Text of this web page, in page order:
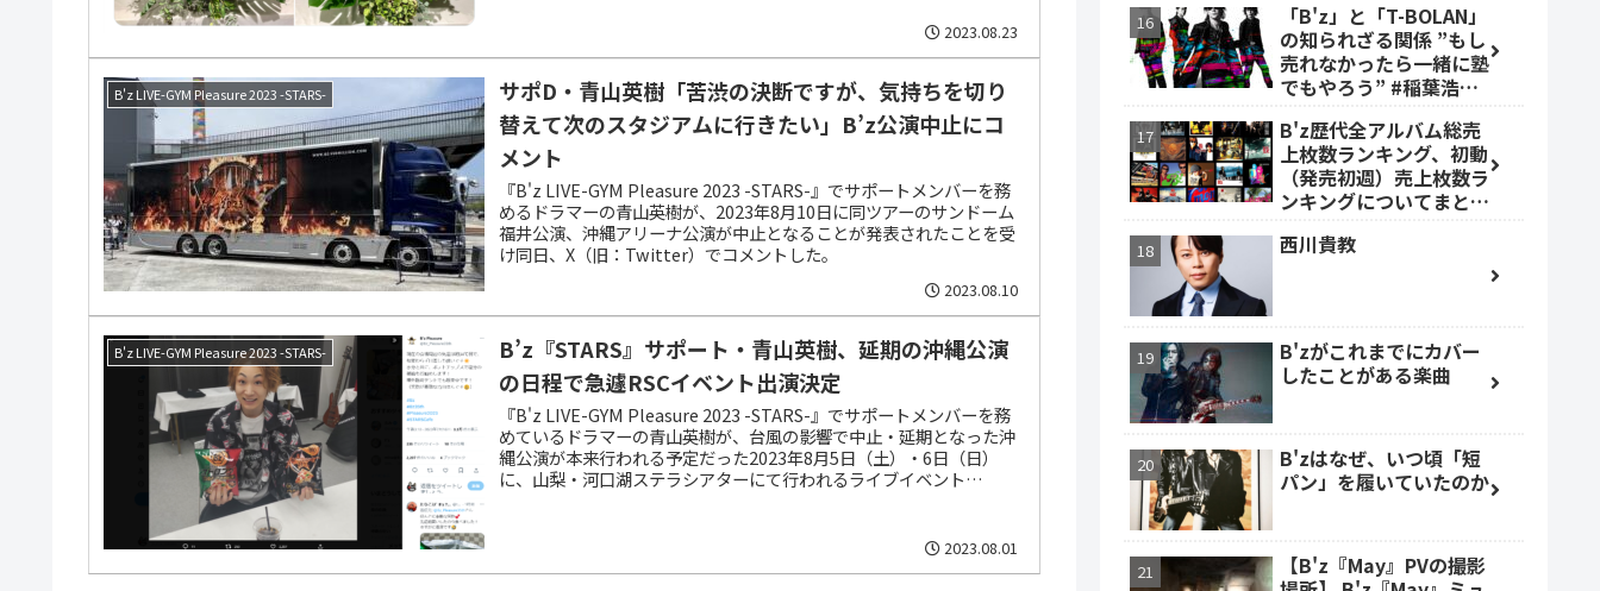
2023.08.23
B'z LIVE-GYM Pleasure 2023 -STARS-
サポD・青山英樹「苦渋の決断ですが、気持ちを切り
替えて次のスタジアムに行きたい」B’z公演中止にコ
メント
『B'z LIVE-GYM Pleasure 2023 -STARS-』でサポートメンバーを務
めるドラマーの青山英樹が、2023年8月10日に同ツアーのサンドーム
福井公演、沖縄アリーナ公演が中止となることが発表されたことを受
け同日、X（旧：Twitter）でコメントした。
2023.08.10
B'z LIVE-GYM Pleasure 2023 -STARS-
B’z『STARS』サポート・青山英樹、延期の沖縄公演
の日程で急遽RSCイベント出演決定
『B'z LIVE-GYM Pleasure 2023 -STARS-』でサポートメンバーを務
めているドラマーの青山英樹が、台風の影響で中止・延期となった沖
縄公演が本来行われる予定だった2023年8月5日（土）・6日（日）
に、山梨・河口湖ステラシアターにて行われるライブイベント
2023.08.01
「B'z」と「T-BOLAN」
の知られざる関係 ”もし
売れなかったら一緒に塾
でもやろう” #稲葉浩志
B'z歴代全アルバム総売
上枚数ランキング、初動
（発売初週）売上枚数ラ
ンキングについてまとめ
西川貴教
B'zがこれまでにカバー
したことがある楽曲
B'zはなぜ、いつ頃「短
パン」を履いていたのか
【B'z『May』PVの撮影